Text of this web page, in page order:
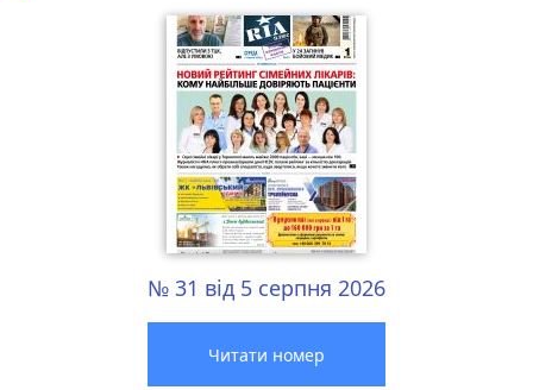
№ 31 від 5 серпня 2026
Читати номер